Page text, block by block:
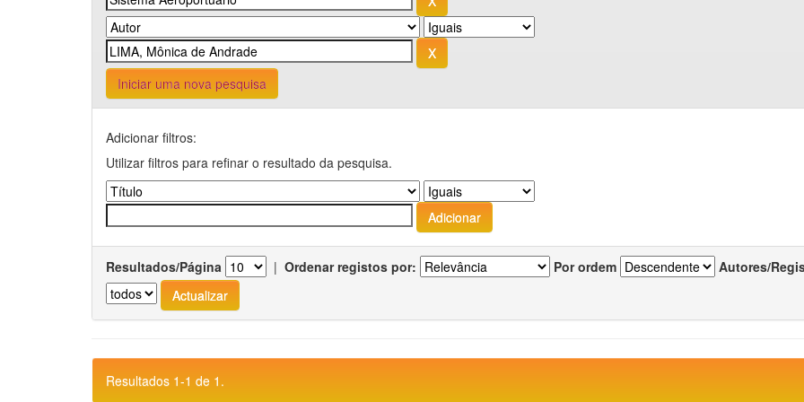
Iniciar uma nova pesquisa
Adicionar filtros:
Utilizar filtros para refinar o resultado da pesquisa.
Resultados/Página | Ordenar registos por: Por ordem Autores/
Resultados 1-1 de 1.